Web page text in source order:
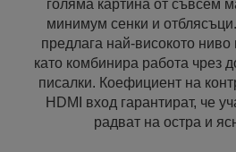
голяма картина от съвсем
минимум сенки и
предлага най-високото ниво
като комбинира работа чрез
писалки. Коефициент на
HDMI вход гарантират, че
радват на остра и